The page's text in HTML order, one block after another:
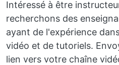
Intéressé à être
recherchons des
ayant de l'expérience
vidéo et de tutoriels.
lien vers votre chaîne